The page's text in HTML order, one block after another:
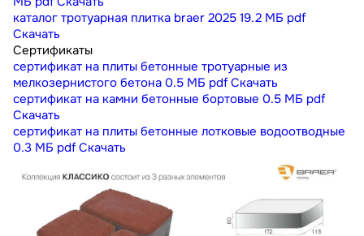
каталог тротуарная плитка braer 2025 19.2 МБ pdf
Скачать
Сертификаты
сертификат на плиты бетонные тротуарные из
мелкозернистого бетона 0.5 МБ pdf Скачать
сертификат на камни бетонные бортовые 0.5 МБ pdf
Скачать
сертификат на плиты бетонные лотковые водоотводные
0.3 МБ pdf Скачать